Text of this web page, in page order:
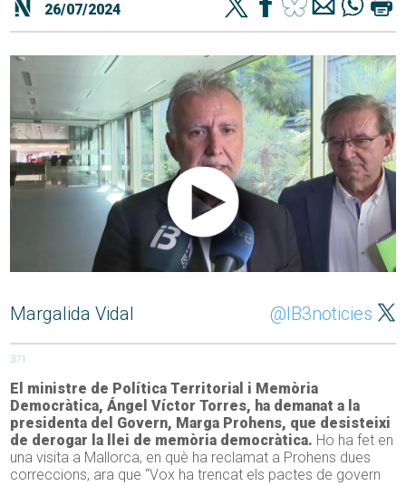
26/07/2024
Margalida Vidal @IB3noticies
371
El ministre de Política Territorial i Memòria
Democràtica, Ángel Víctor Torres, ha demanat a la
presidenta del Govern, Marga Prohens, que desisteixi
de derogar la llei de memòria democràtica. Ho ha fet en
una visita a Mallorca, en què ha reclamat a Prohens dues
correccions, ara que “Vox ha trencat els pactes de govern